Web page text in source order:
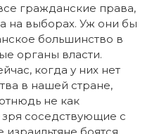
гражданские права,
на выборах. Уж они бы
большинство в
органы власти.
когда у них нет
в нашей стране,
не как
соседствующие с